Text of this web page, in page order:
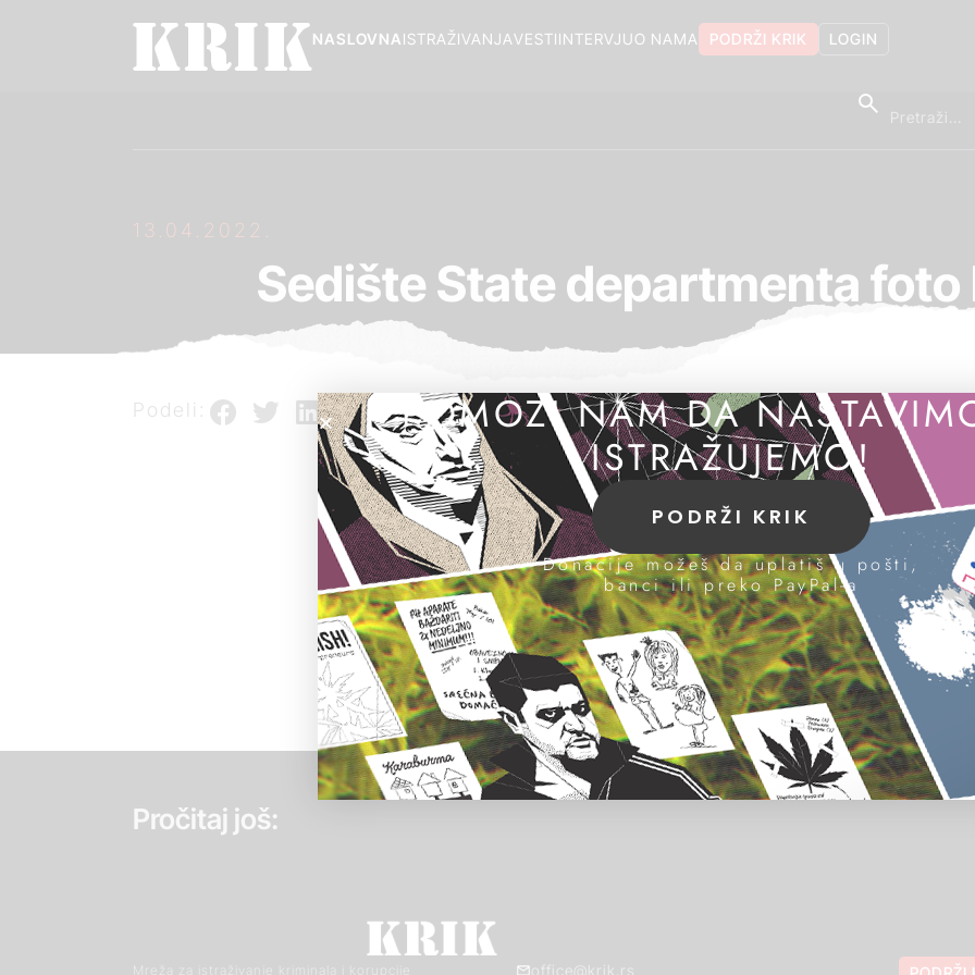
LOGIN
PODRŽI KRIK
O NAMA
INTERVJU
VESTI
ISTRAŽIVANJA
NASLOVNA
13.04.2022.
Sedište State departmenta
Podeli:
Pročitaj još:
Mreža za istraživanje kriminala i korupcije office@krik.rs
POMOZI NAM DA
ISTRAŽUJEMO!
PODRŽI KRIK
Donacije možeš da uplatiš u pošti,
banci ili preko PayPal-a